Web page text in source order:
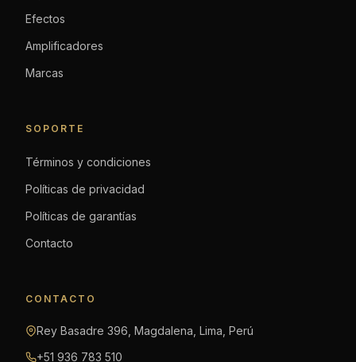
Efectos
Amplificadores
Marcas
SOPORTE
Términos y condiciones
Políticas de privacidad
Políticas de garantías
Contacto
CONTACTO
Rey Basadre 396, Magdalena, Lima, Perú
+51 936 783 510